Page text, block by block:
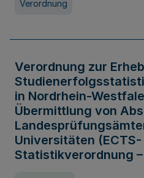
Verordnung
Verordnung zur
in Nordrhein-
Übermittlung von
Universitäten (ECTS-
Statistikverordnung –